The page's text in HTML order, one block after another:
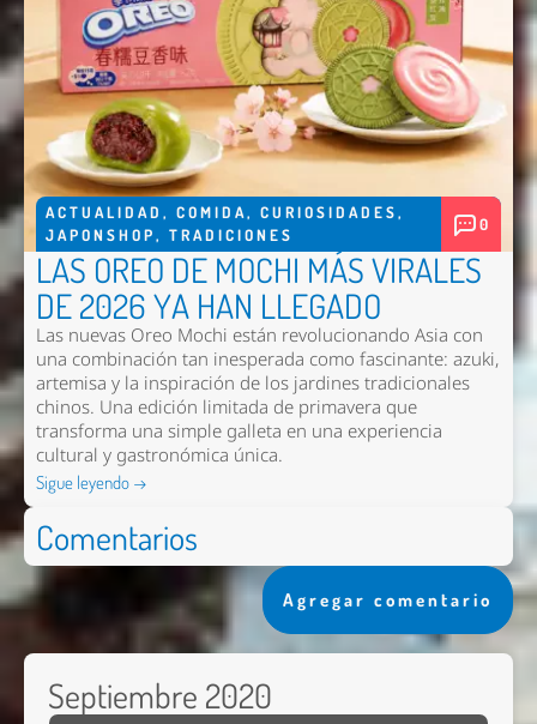
ACTUALIDAD , COMIDA, CURIOSIDADES,
JAPONSHOP, TRADICIONES
0
LAS OREO DE MOCHI MÁS VIRALES
DE 2026 YA HAN LLEGADO
Las nuevas Oreo Mochi están revolucionando Asia con
una combinación tan inesperada como fascinante: azuki,
artemisa y la inspiración de los jardines tradicionales
chinos. Una edición limitada de primavera que
transforma una simple galleta en una experiencia
cultural y gastronómica única.
Sigue leyendo →
Comentarios
Agregar comentario
Septiembre 2020